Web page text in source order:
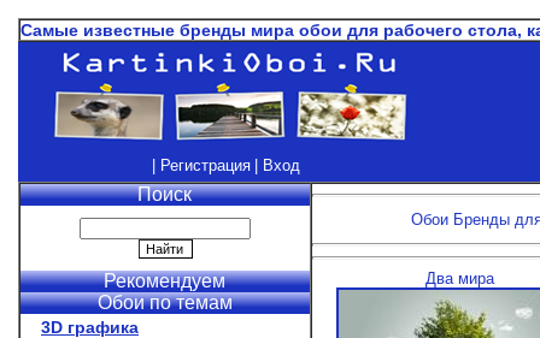
Самые известные бренды мира обои для рабочего стола,
| Регистрация | Вход
Поиск
Рекомендуем
Обои по темам
3D графика
Обои Бренды
Два мира